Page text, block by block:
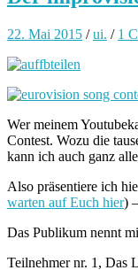
22. Mai 2015 /ui. / 1
Wer meinem
Contest. Wozu die
kann ich auch ganz
Also präsentiere ich
warten auf Euch hier)
Das Publikum nennt
Teilnehmer nr. 1, Das